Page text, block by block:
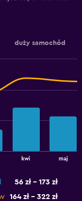
duży samochód
kwi maj
56 zł - 173 zł
164 zł - 322 zł